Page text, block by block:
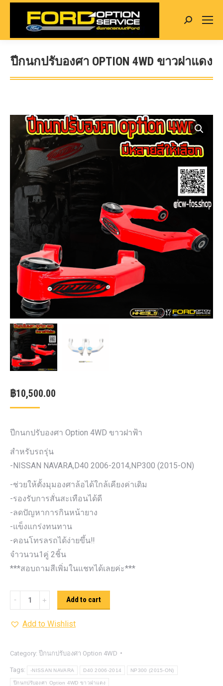
Search:
ปีกนกปรับองศา OPTION 4WD ขาวฝาแดง
You are here:
฿10,500.00
ปีกนกปรับองศา Option 4WD ขาวฝาฟ้า
สำหรับรถรุ่น
-NISSAN NAVARA,D40 2006-2014,NP300 (2015-ON)
-ช่วยให้ตั้งมุมองศาล้อได้ใกล้เคียงค่าเดิม
-รองรับการสั่นสะเทือนได้ดี
-ลดปัญหาการกินหน้ายาง
-แข็งแกร่งทนทาน
-คอนโทรลรถได้ง่ายขึ้น‼️
จำวนวน1คู่ 2ชิ้น
***สอบถามสีเพิ่มในแชทได้เลยค่ะ***
ปีกนก
ปรับ
องศา
4WD
ขาว
ฝา
Add to cart
Add to Wishlist
Category: ปีกนกปรับองศา Option 4WD
Tags: -NISSAN NAVARA D40 2006-2014 NP300 (2015-ON)
ปีกนกปรับองศา Option 4WD ขาวฝาแดง